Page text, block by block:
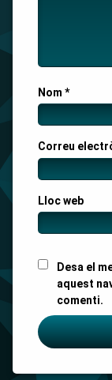
Nom *
Correu
Lloc web
Desa el
aquest
comenti.